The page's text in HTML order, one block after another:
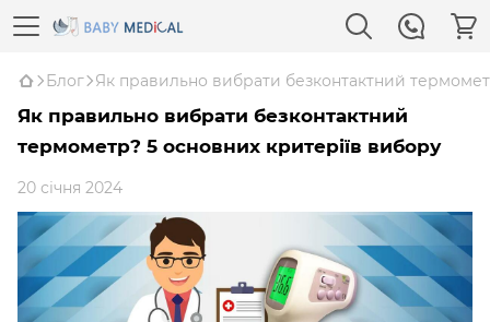
Блог Як правильно вибрати безконтактний
Як правильно вибрати безконтактний
термометр? 5 основних критеріїв вибору
20 січня 2024